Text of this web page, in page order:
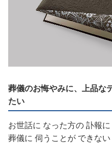
葬儀のお悔やみに、上品な
たい
お世話に なった方の 訃報
葬儀に 伺うことが できな